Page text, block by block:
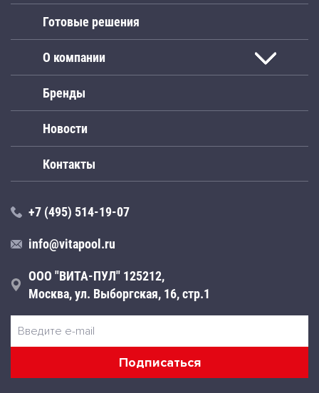
Готовые решения
О компании
Бренды
Новости
Контакты
+7 (495) 514-19-07
info@vitapool.ru
ООО "ВИТА-ПУЛ" 125212,
Москва, ул. Выборгская, 16, стр.1